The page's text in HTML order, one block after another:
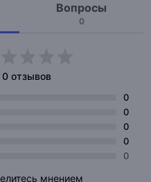
Вопросы
0
0 отзывов
0
0
0
0
0
мнением